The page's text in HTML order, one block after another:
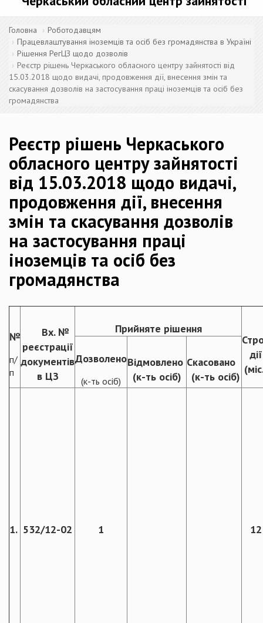
Головна
Роботодавцям
Працевлаштування іноземців та осіб без громадянства в Україні
Рішення РегЦЗ щодо дозволів
Реєстр рішень Черкаського обласного центру зайнятості від
15.03.2018 щодо видачі, продовження дії, внесення змін та
скасування дозволів на застосування праці іноземців та осіб без
громадянства
Реєстр рішень Черкаського
обласного центру зайнятості
від 15.03.2018 щодо видачі,
продовження дії, внесення
змін та скасування дозволів
на застосування праці
іноземців та осіб без
громадянства
№
п/
п
Вх. №
реєстрації
документів
в ЦЗ
Прийняте рішення
дії
Дозволено
(к-ть осіб)
Відмовлено
(к-ть осіб)
Скасовано
(к-ть осіб)
1. 532/12-02 1 12